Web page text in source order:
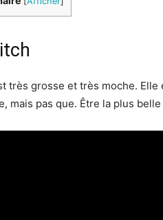
très grosse et très moche. Elle
mais pas que. Être la plus